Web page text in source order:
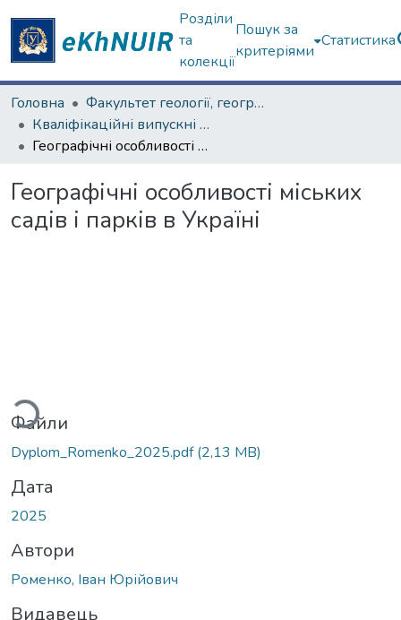
Розділи
та
колекції
Пошук за
критеріями
Статистика
Головна
Факультет геології, географіії, рекреації і туризму
Кваліфікаційні випускні роботи бакалаврів. Факультет геології, географіії, рекреації і туризму
Географічні особливості міських садів і парків в Україні
Географічні особливості міських
садів і парків в Україні
Файли
Dyplom_Romenko_2025.pdf(2,13 MB)
Дата
2025
Автори
Роменко, Іван Юрійович
Видавець